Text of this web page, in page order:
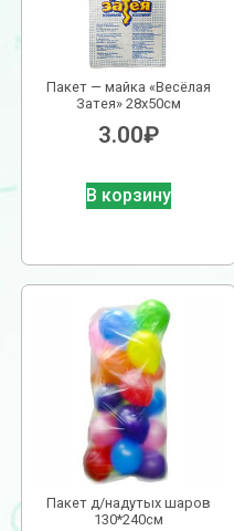
Пакет — майка «Весёлая
Затея» 28х50см
3.00₽
В корзину
Пакет д/надутых шаров
130*240см